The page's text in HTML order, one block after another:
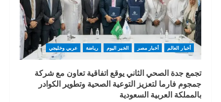
أخبار العالم أخبار مصر الخبر اليوم رياضة عربي وخليجي
تجمع جدة الصحي الثاني يوقع اتفاقية تعاون مع شركة
جمجوم فارما لتعزيز التوعية الصحية وتطوير الكوادر
بالمملكة العربية السعودية